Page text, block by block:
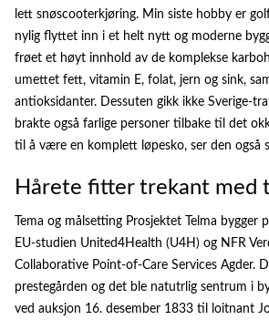
lett snøscooterkjøring. Min siste hobby er
nylig flyttet inn i et helt nytt og moderne
frøet et høyt innhold av de komplekse
umettet fett, vitamin E, folat, jern og sink,
antioksidanter. Dessuten gikk ikke Sverige-
brakte også farlige personer tilbake til det
til å være en komplett løpesko, ser den også
Hårete fitter trekant med
Tema og målsetting Prosjektet Telma bygger
EU-studien United4Health (U4H) og NFR
Collaborative Point-of-Care Services Agder.
prestegården og det ble natutrlig sentrum i
ved auksjon 16. desember 1833 til loitnant